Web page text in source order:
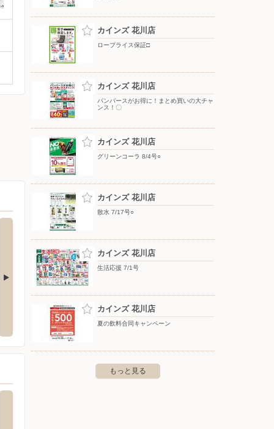
区屯田八条10-1-1
バースデイ/ウイングベイ小樽店
〒047-0008 北海道小樽市築港11-1
カインズ 花川店
ロープライス保証□
カインズ 花川店
パンパースがお得に！まとめ買いの大チャ
ンス！〇
カインズ 花川店
グリーンコーラ 8/4号○
カインズ 花川店
散水 7/17号○
カインズ 花川店
生活応援 7/1号
カインズ 花川店
夏の飲料合同キャンペーン
もっと見る